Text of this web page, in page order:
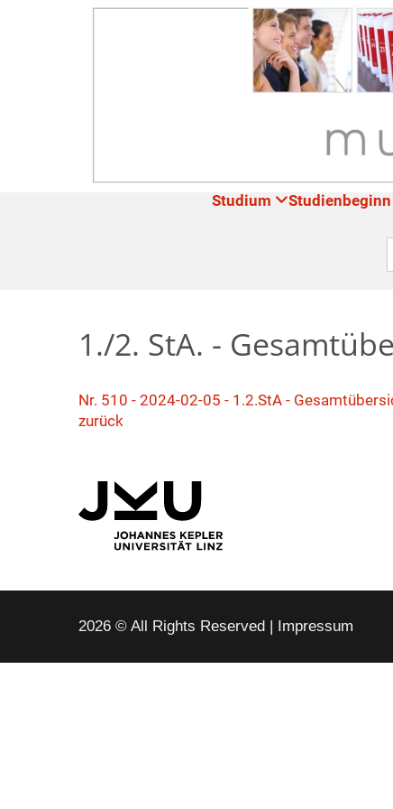
Studium Studienbeginn
1./2. StA. -
Nr. 510 - 2024-02-05 - 1.2.StA -
zurück
2026 © All Rights Reserved Impressum